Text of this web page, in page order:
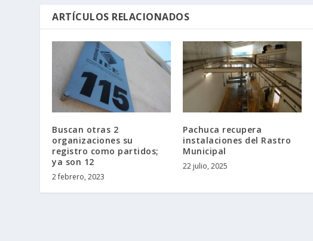
ARTÍCULOS RELACIONADOS
Buscan otras 2
organizaciones su
registro como partidos;
ya son 12
2 febrero, 2023
Pachuca recupera
instalaciones del Rastro
Municipal
22 julio, 2025